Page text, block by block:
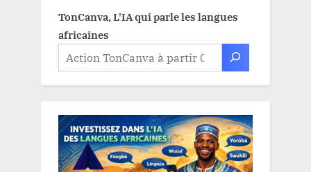
TonCanva, L'IA qui parle les langues
africaines